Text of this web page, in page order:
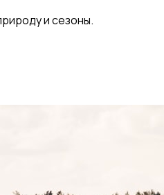
и сезоны.